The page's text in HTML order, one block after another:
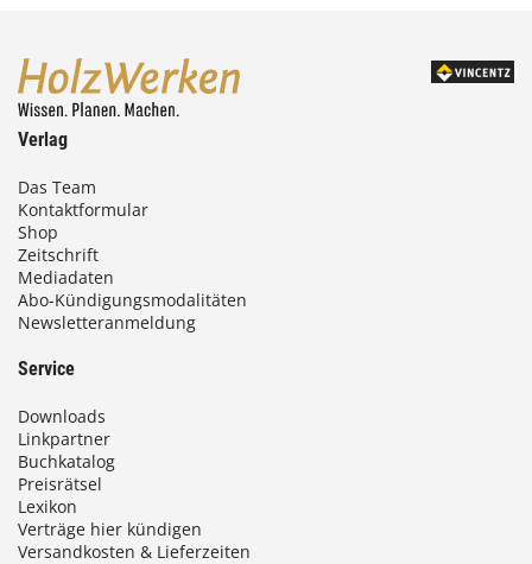
Verlag
Das Team
Kontaktformular
Shop
Zeitschrift
Mediadaten
Abo-Kündigungsmodalitäten
Newsletteranmeldung
Service
Downloads
Linkpartner
Buchkatalog
Preisrätsel
Lexikon
Verträge hier kündigen
Versandkosten & Lieferzeiten